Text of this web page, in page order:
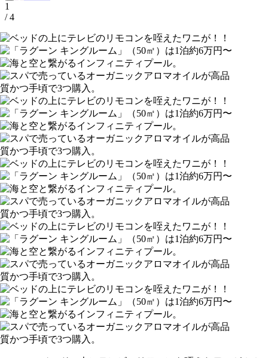
1
/ 4